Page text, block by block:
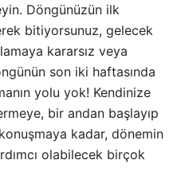
Döngünüzün ilk
bitiyorsunuz, gelecek
kararsız veya
son iki haftasında
yolu yok! Kendinize
bir andan başlayıp
kadar, dönemin
olabilecek birçok